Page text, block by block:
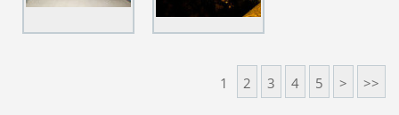
1 2 3 4 5 > >>